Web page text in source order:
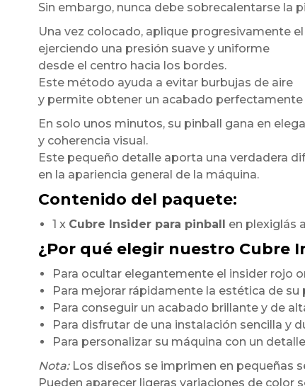
Sin embargo, nunca debe sobrecalentarse la
Una vez colocado, aplique progresivamente
ejerciendo una presión suave y uniforme
desde el centro hacia los bordes.
Este método ayuda a evitar burbujas de aire
y permite obtener un acabado perfectamente
En solo unos minutos, su pinball gana en
y coherencia visual.
Este pequeño detalle aporta una verdadera
en la apariencia general de la máquina.
Contenido del paquete:
1 x Cubre Insider para pinball en plexiglás
¿Por qué elegir nuestro Cubre
Para ocultar elegantemente el insider rojo
Para mejorar rápidamente la estética de su
Para conseguir un acabado brillante y de
Para disfrutar de una instalación sencilla y
Para personalizar su máquina con un
Nota:Los diseños se imprimen en pequeñas
Pueden aparecer ligeras variaciones de color